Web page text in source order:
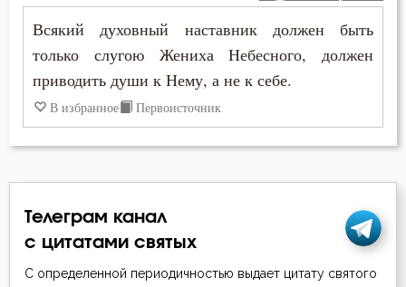
Загробная жизнь
Закон Божий
Злопамятство
Всякий духовный наставник должен быть
только слугою Жениха Небесного, должен
приводить души к Нему, а не к себе.
В избранное Первоисточник
Телеграм канал
с цитатами святых
С определенной периодичностью выдает цитату святого